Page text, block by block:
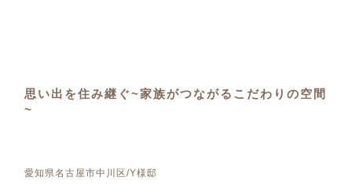
思い出を住み継ぐ~家族がつながるこだわりの空間
~
愛知県名古屋市中川区/Y様邸